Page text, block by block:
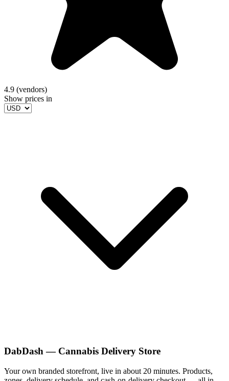
4.9 (vendors)
Show prices in
DabDash — Cannabis Delivery Store
Your own branded storefront, live in about 20 minutes. Products,